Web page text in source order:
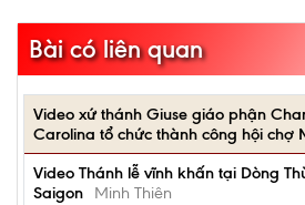
Bài có liên quan
Video xứ thánh Giuse giáo phận
Carolina tổ chức thành công hội chợ
Video Thánh lễ vĩnh khấn tại Dòng
Saigon
Minh Thiên